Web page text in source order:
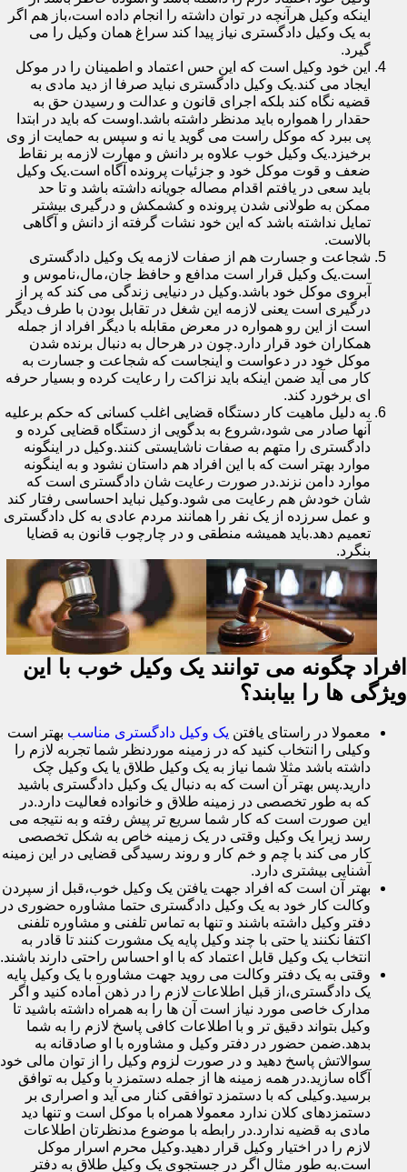
اینکه وکیل هرآنچه در توان داشته را انجام داده است،باز هم اگر
به یک وکیل دادگستری نیاز پیدا کند سراغ همان وکیل را می
گیرد.
این خود وکیل است که این حس اعتماد و اطمینان را در موکل
ایجاد می کند.یک وکیل دادگستری نباید صرفا از دید مادی به
قضیه نگاه کند بلکه اجرای قانون و عدالت و رسیدن حق به
حقدار را همواره باید مدنظر داشته باشد.اوست که باید در ابتدا
پی ببرد که موکل راست می گوید یا نه و سپس به حمایت از وی
برخیزد.یک وکیل خوب علاوه بر دانش و مهارت لازمه بر نقاط
ضعف و قوت موکل خود و جزئیات پرونده آگاه است.یک وکیل
باید سعی در یافتم اقدام مصاله جویانه داشته باشد و تا حد
ممکن به طولانی شدن پرونده و کشمکش و درگیری بیشتر
تمایل نداشته باشد که این خود نشات گرفته از دانش و آگاهی
بالاست.
شجاعت و جسارت هم از صفات لازمه یک وکیل دادگستری
است.یک وکیل قرار است مدافع و حافظ جان،مال،ناموس و
آبروی موکل خود باشد.وکیل در دنیایی زندگی می کند که پر از
درگیری است یعنی لازمه این شغل در تقابل بودن با طرف دیگر
است از این رو همواره در معرض مقابله با دیگر افراد از جمله
همکاران خود قرار دارد.چون در هرحال به دنبال برنده شدن
موکل خود در دعواست و اینجاست که شجاعت و جسارت به
کار می آید ضمن اینکه باید نزاکت را رعایت کرده و بسیار حرفه
ای برخورد کند.
به دلیل ماهیت کار دستگاه قضایی اغلب کسانی که حکم برعلیه
آنها صادر می شود،شروع به بدگویی از دستگاه قضایی کرده و
دادگستری را متهم به صفات ناشایستی کنند.وکیل در اینگونه
موارد بهتر است که با این افراد هم داستان نشود و به اینگونه
موارد دامن نزند.در صورت رعایت شان دادگستری است که
شان خودش هم رعایت می شود.وکیل نباید احساسی رفتار کند
و عمل سرزده از یک نفر را همانند مردم عادی به کل دادگستری
تعمیم دهد.باید همیشه منطقی و در چارچوب قانون به قضایا
بنگرد.
افراد چگونه می توانند یک وکیل خوب با این
ویژگی ها را بیابند؟
معمولا در راستای یافتن یک وکیل دادگستری مناسب بهتر است
وکیلی را انتخاب کنید که در زمینه موردنظر شما تجربه لازم را
داشته باشد مثلا شما نیاز به یک وکیل طلاق یا یک وکیل چک
دارید.پس بهتر آن است که به دنبال یک وکیل دادگستری باشید
که به طور تخصصی در زمینه طلاق و خانواده فعالیت دارد.در
این صورت است که کار شما سریع تر پیش رفته و به نتیجه می
رسد زیرا یک وکیل وقتی در یک زمینه خاص به شکل تخصصی
کار می کند با چم و خم کار و روند رسیدگی قضایی در این زمینه
آشنایی بیشتری دارد.
بهتر آن است که افراد جهت یافتن یک وکیل خوب،قبل از سپردن
وکالت کار خود به یک وکیل دادگستری حتما مشاوره حضوری در
دفتر وکیل داشته باشند و تنها به تماس تلفنی و مشاوره تلفنی
اکتفا نکنند یا حتی با چند وکیل پایه یک مشورت کنند تا قادر به
انتخاب یک وکیل قابل اعتماد که با او احساس راحتی دارند باشند.
وقتی به یک دفتر وکالت می روید جهت مشاوره با یک وکیل پایه
یک دادگستری،از قبل اطلاعات لازم را در ذهن آماده کنید و اگر
مدارک خاصی مورد نیاز است آن ها را به همراه داشته باشید تا
وکیل بتواند دقیق تر و با اطلاعات کافی پاسخ لازم را به شما
بدهد.ضمن حضور در دفتر وکیل و مشاوره با او صادقانه به
سوالاتش پاسخ دهید و در صورت لزوم وکیل را از توان مالی خود
آگاه سازید.در همه زمینه ها از جمله دستمزد با وکیل به توافق
برسید.وکیلی که با دستمزد توافقی کنار می آید و اصراری بر
دستمزدهای کلان ندارد معمولا همراه با موکل است و تنها دید
مادی به قضیه ندارد.در رابطه با موضوع مدنظرتان اطلاعات
لازم را در اختیار وکیل قرار دهید.وکیل محرم اسرار موکل
است.به طور مثال اگر در جستجوی یک وکیل طلاق به دفتر